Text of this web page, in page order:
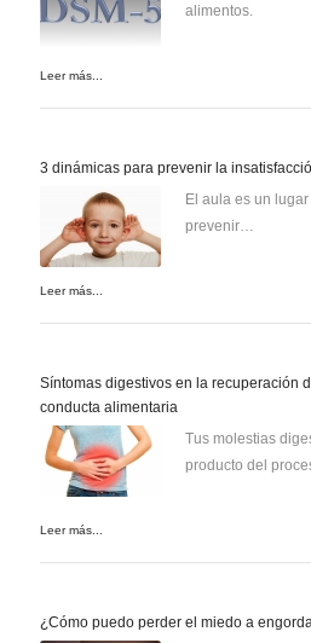
alimentos.
Leer más...
3 dinámicas para prevenir la
El aula es un
prevenir…
Leer más...
Síntomas digestivos en la recuperación
conducta alimentaria
Tus molestias
producto del
Leer más...
¿Cómo puedo perder el miedo a